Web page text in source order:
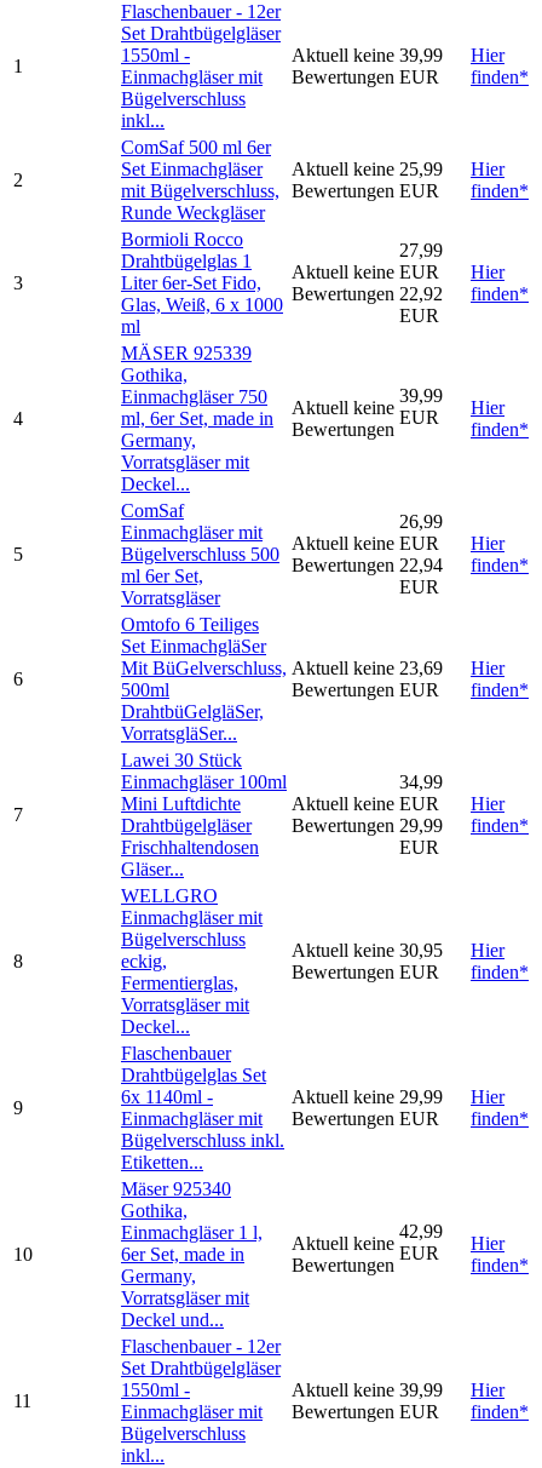
1
Flaschenbauer - 12er
Set Drahtbügelgläser
1550ml -
Einmachgläser mit
Bügelverschluss
inkl...
Aktuell keine
Bewertungen
39,99
EUR
Hier
finden*
2
ComSaf 500 ml 6er
Set Einmachgläser
mit Bügelverschluss,
Runde Weckgläser
Aktuell keine
Bewertungen
25,99
EUR
Hier
finden*
3
Bormioli Rocco
Drahtbügelglas 1
Liter 6er-Set Fido,
Glas, Weiß, 6 x 1000
ml
Aktuell keine
Bewertungen
27,99
EUR
22,92
EUR
Hier
finden*
4
MÄSER 925339
Gothika,
Einmachgläser 750
ml, 6er Set, made in
Germany,
Vorratsgläser mit
Deckel...
Aktuell keine
Bewertungen
39,99
EUR
Hier
finden*
5
ComSaf
Einmachgläser mit
Bügelverschluss 500
ml 6er Set,
Vorratsgläser
Aktuell keine
Bewertungen
26,99
EUR
22,94
EUR
Hier
finden*
6
Omtofo 6 Teiliges
Set EinmachgläSer
Mit BüGelverschluss,
500ml
DrahtbüGelgläSer,
VorratsgläSer...
Aktuell keine
Bewertungen
23,69
EUR
Hier
finden*
7
Lawei 30 Stück
Einmachgläser 100ml
Mini Luftdichte
Drahtbügelgläser
Frischhaltendosen
Gläser...
Aktuell keine
Bewertungen
34,99
EUR
29,99
EUR
Hier
finden*
8
WELLGRO
Einmachgläser mit
Bügelverschluss
eckig,
Fermentierglas,
Vorratsgläser mit
Deckel...
Aktuell keine
Bewertungen
30,95
EUR
Hier
finden*
9
Flaschenbauer
Drahtbügelglas Set
6x 1140ml -
Einmachgläser mit
Bügelverschluss inkl.
Etiketten...
Aktuell keine
Bewertungen
29,99
EUR
Hier
finden*
10
Mäser 925340
Gothika,
Einmachgläser 1 l,
6er Set, made in
Germany,
Vorratsgläser mit
Deckel und...
Aktuell keine
Bewertungen
42,99
EUR
Hier
finden*
11
Flaschenbauer - 12er
Set Drahtbügelgläser
1550ml -
Einmachgläser mit
Bügelverschluss
inkl...
Aktuell keine
Bewertungen
39,99
EUR
Hier
finden*